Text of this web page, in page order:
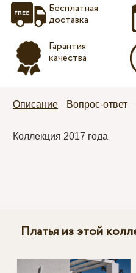
Бесплатная
доставка
Гарантия
качества
Описание Вопрос-ответ
Коллекция 2017 года
Платья из этой